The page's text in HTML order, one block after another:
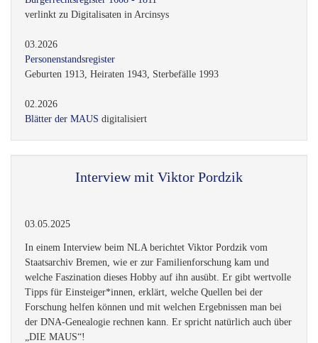
verlinkt zu Digitalisaten in Arcinsys
03.2026
Personenstandsregister
Geburten 1913, Heiraten 1943, Sterbefälle 1993
02.2026
Blätter der MAUS digitalisiert
Interview mit Viktor Pordzik
03.05.2025
In einem Interview beim NLA berichtet Viktor Pordzik vom
Staatsarchiv Bremen, wie er zur Familienforschung kam und
welche Faszination dieses Hobby auf ihn ausübt. Er gibt wertvolle
Tipps für Einsteiger*innen, erklärt, welche Quellen bei der
Forschung helfen können und mit welchen Ergebnissen man bei
der DNA-Genealogie rechnen kann. Er spricht natürlich auch über
„DIE MAUS“!